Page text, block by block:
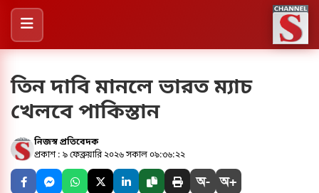
তিন দাবি মানলে ভারত ম্যাচ
খেলবে পাকিস্তান
নিজস্ব প্রতিবেদক
প্রকাশ : ৯ ফেব্রুয়ারি ২০২৬ সকাল ০৯:৩৬:২২
অ- অ+